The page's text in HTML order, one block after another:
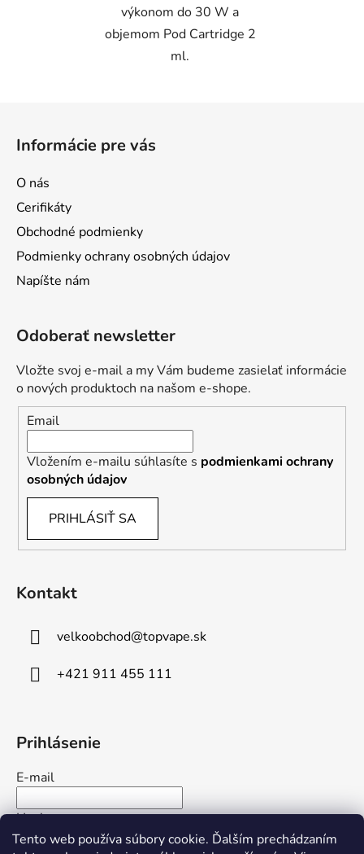
Tento web používa súbory cookie. Ďalším prechádzaním
výkonom do 30 W a
objemom Pod Cartridge 2
ml.
Informácie pre vás
O nás
Cerifikáty
Obchodné podmienky
Podmienky ochrany osobných údajov
Napíšte nám
Odoberať newsletter
Vložte svoj e-mail a my Vám budeme zasielať informácie
o nových produktoch na našom e-shope.
Email
Vložením e-mailu súhlasíte s podmienkami ochrany
osobných údajov
PRIHLÁSIŤ SA
Kontakt
velkoobchod@topvape.sk
+421 911 455 111
Prihlásenie
E-mail
Heslo